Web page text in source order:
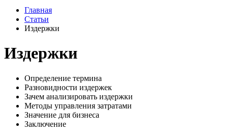
Главная
Статьи
Издержки
Издержки
Определение термина
Разновидности издержек
Зачем анализировать издержки
Методы управления затратами
Значение для бизнеса
Заключение